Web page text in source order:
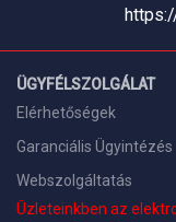
ÜGYFÉLSZOLGÁLAT
Elérhetőségek
Garanciális Ügyintézés
Webszolgáltatás
Üzleteinkben az